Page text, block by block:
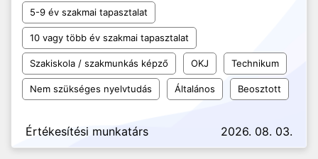
5-9 év szakmai tapasztalat
10 vagy több év szakmai tapasztalat
Szakiskola / szakmunkás képző OKJ Technikum
Nem szükséges nyelvtudás Általános Beosztott
Értékesítési munkatárs 2026. 08. 03.